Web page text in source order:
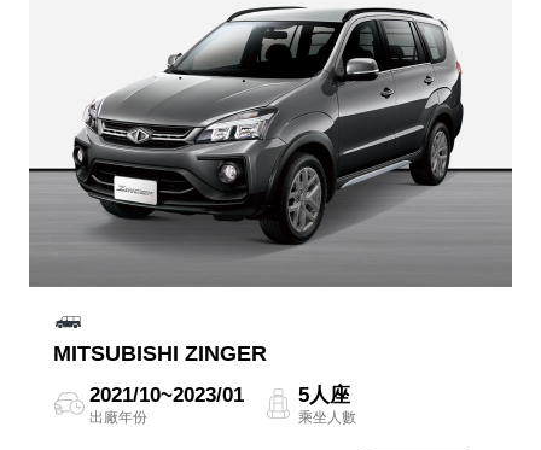
MITSUBISHI ZINGER
2021/10~2023/01
出廠年份
5人座
乘坐人數